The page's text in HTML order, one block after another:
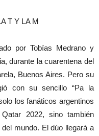
T Y LA M
por Tobías Medrano y
durante la cuarentena del
Buenos Aires. Pero su
con su sencillo “Pa la
los fanáticos argentinos
2022, sino también
mundo. El dúo llegará a